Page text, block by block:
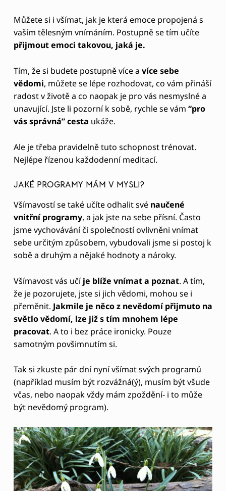
Můžete si i všímat, jak je která emoce propojená s
vaším tělesným vnímáním. Postupně se tím učíte
přijmout emoci takovou, jaká je.
Tím, že si budete postupně více a více sebe
vědomi, můžete se lépe rozhodovat, co vám přináší
radost v životě a co naopak je pro vás nesmyslné a
unavující. Jste li pozorní k sobě, rychle se vám “pro
vás správná” cesta ukáže.
Ale je třeba pravidelně tuto schopnost trénovat.
Nejlépe řízenou každodenní meditací.
JAKÉ PROGRAMY MÁM V MYSLI?
Všímavostí se také učíte odhalit své naučené
vnitřní programy, a jak jste na sebe přísní. Často
jsme vychovávání či společností ovlivněni vnímat
sebe určitým způsobem, vybudovali jsme si postoj k
sobě a druhým a nějaké hodnoty a nároky.
Všímavost vás učíje blíže vnímat a poznat. A tím,
že je pozorujete, jste si jich vědomi, mohou se i
přeměnit. Jakmile je něco z nevědomí přijmuto na
světlo vědomí, lze již s tím mnohem lépe
pracovat. A to i bez práce ironicky. Pouze
samotným povšimnutím si.
Tak si zkuste pár dní nyní všímat svých programů
(například musím být rozvážná(ý), musím být všude
včas, nebo naopak vždy mám zpoždění- i to může
být nevědomý program).